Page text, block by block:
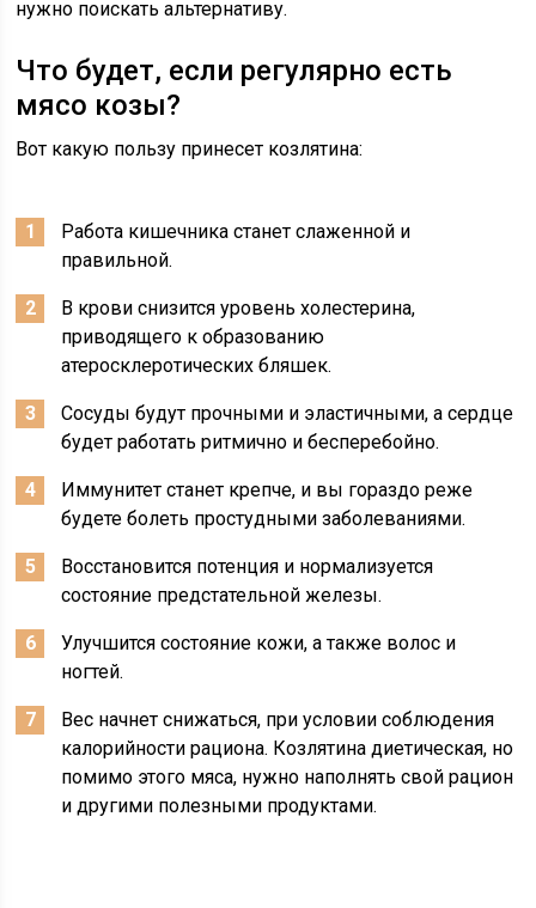
нужно поискать альтернативу.
Что будет, если регулярно есть
мясо козы?
Вот какую пользу принесет козлятина:
Работа кишечника станет слаженной и
правильной.
В крови снизится уровень холестерина,
приводящего к образованию
атеросклеротических бляшек.
Сосуды будут прочными и эластичными, а сердце
будет работать ритмично и бесперебойно.
Иммунитет станет крепче, и вы гораздо реже
будете болеть простудными заболеваниями.
Восстановится потенция и нормализуется
состояние предстательной железы.
Улучшится состояние кожи, а также волос и
ногтей.
Вес начнет снижаться, при условии соблюдения
калорийности рациона. Козлятина диетическая, но
помимо этого мяса, нужно наполнять свой рацион
и другими полезными продуктами.